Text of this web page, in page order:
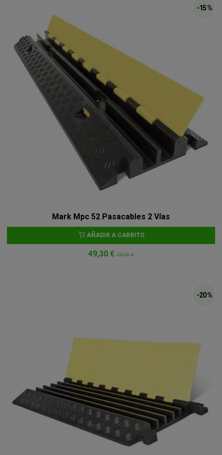
-15 %
Mark Mpc 52 Pasacables 2 Vías
AÑADIR A CARRITO
49,30 €58,00 €
-20 %